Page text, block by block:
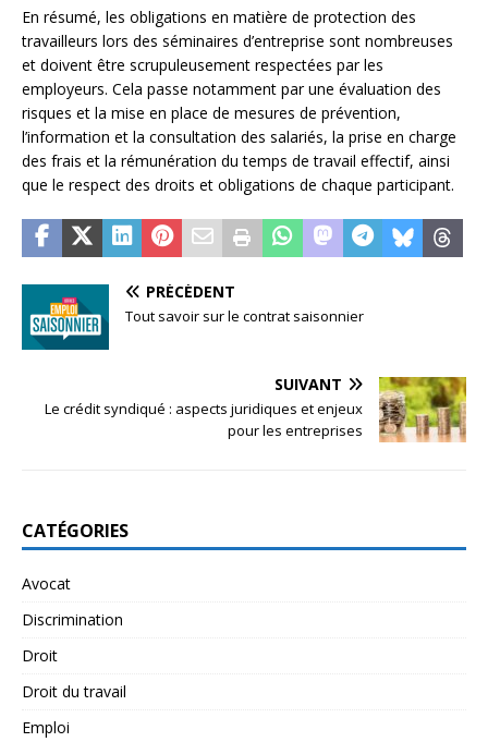
En résumé, les obligations en matière de protection des
travailleurs lors des séminaires d’entreprise sont nombreuses
et doivent être scrupuleusement respectées par les
employeurs. Cela passe notamment par une évaluation des
risques et la mise en place de mesures de prévention,
l’information et la consultation des salariés, la prise en charge
des frais et la rémunération du temps de travail effectif, ainsi
que le respect des droits et obligations de chaque participant.
PRÉCÉDENT
Tout savoir sur le contrat saisonnier
SUIVANT
Le crédit syndiqué : aspects juridiques et enjeux
pour les entreprises
CATÉGORIES
Avocat
Discrimination
Droit
Droit du travail
Emploi